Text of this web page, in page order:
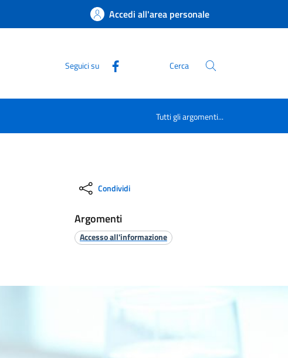
Accedi all'area personale
Seguici su Cerca
Tutti gli argomenti...
Condividi
Argomenti
Accesso all'informazione